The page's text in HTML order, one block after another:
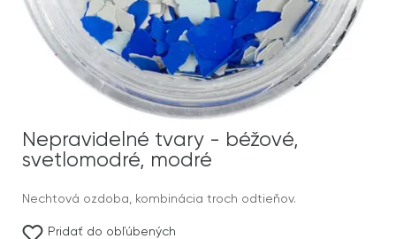
Nepravidelné tvary - béžové,
svetlomodré, modré
Nechtová ozdoba, kombinácia troch odtieňov.
Pridať do obľúbených